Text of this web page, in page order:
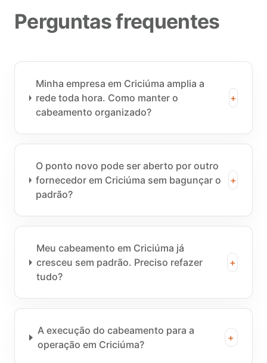
Perguntas frequentes
Minha empresa em Criciúma amplia a
rede toda hora. Como manter o
cabeamento organizado?
+
O ponto novo pode ser aberto por outro
fornecedor em Criciúma sem bagunçar o
padrão?
+
Meu cabeamento em Criciúma já
cresceu sem padrão. Preciso refazer
tudo?
+
A execução do cabeamento para a
operação em Criciúma?
+